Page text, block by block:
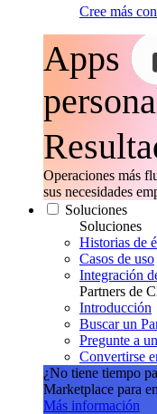
Cree más
Apps
Operaciones más
sus necesidades
Soluciones
Soluciones
Historias de
Casos de uso
Integración
Partners de
Introducción
Buscar un
Pregunte a
Convertirse
¿No tiene tiempo
Marketplace para
Más información